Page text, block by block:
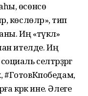
өсөнсө
көслөләр», тип
Иң «тәүәкәл»
ителде. Иң
селтәрҙәргә
кәрәк ине. Әлеге